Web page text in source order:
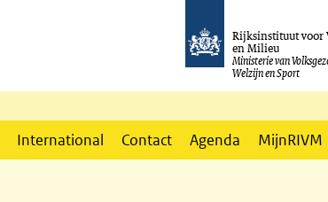
Rijksinstituut voor
en Milieu
Ministerie van
Welzijn en Sport
International Contact Agenda MijnRIVM